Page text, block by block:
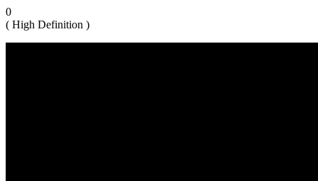
0
( High Definition )